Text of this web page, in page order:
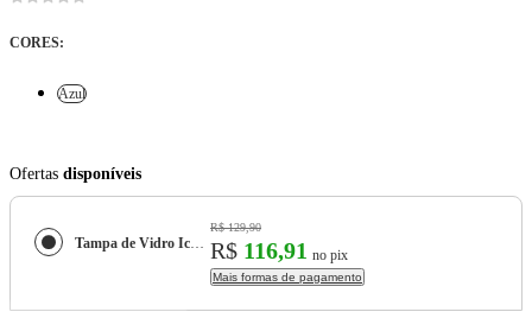
CORES:
Azul
Ofertas disponíveis
Tampa de Vidro Ichef Polishop - Shark Series - 20Cm - Azul
R$ 129,90
R$ 116,91 no pix
Mais formas de pagamento